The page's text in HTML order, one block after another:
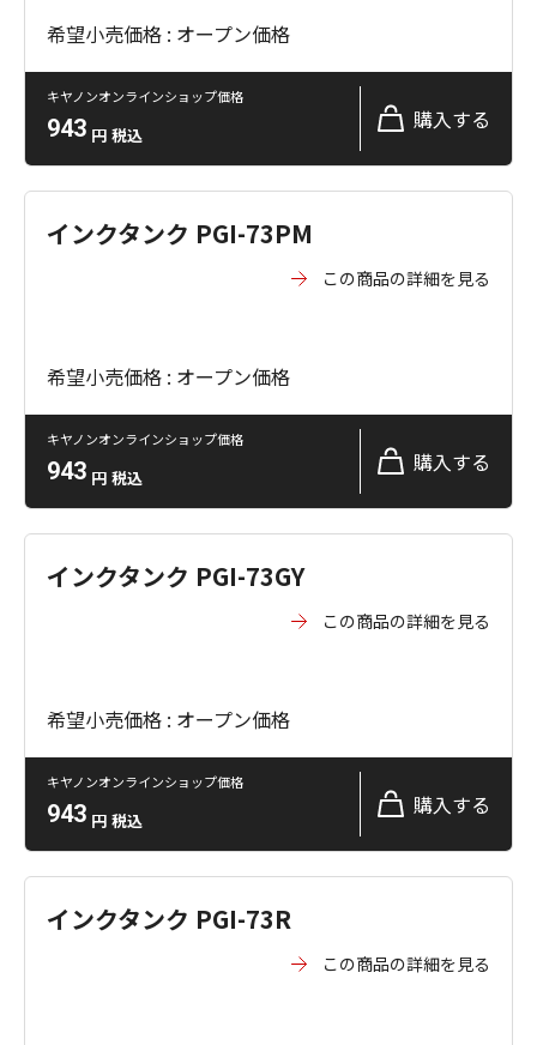
希望小売価格 : オープン価格
キヤノンオンラインショップ価格
943 円 税込
購入する
インクタンク PGI-73PM
この商品の詳細を見る
希望小売価格 : オープン価格
キヤノンオンラインショップ価格
943 円 税込
購入する
インクタンク PGI-73GY
この商品の詳細を見る
希望小売価格 : オープン価格
キヤノンオンラインショップ価格
943 円 税込
購入する
インクタンク PGI-73R
この商品の詳細を見る